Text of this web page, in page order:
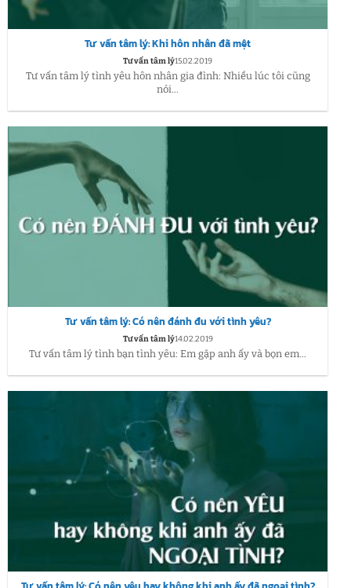
Tư vấn tâm lý: Khi hôn nhân đã mệt
Tư vấn tâm lý15.02.2019
Tư vấn tâm lý tình yêu hôn nhân gia đình: Nhiều lúc tôi cũng
nói...
Tư vấn tâm lý: Có nên đánh đu với tình yêu?
Tư vấn tâm lý14.02.2019
Tư vấn tâm lý tình bạn tình yêu: Em gặp anh ấy và bọn em...